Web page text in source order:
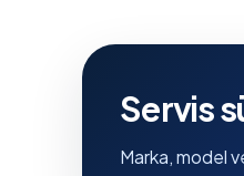
Servis
Marka, model